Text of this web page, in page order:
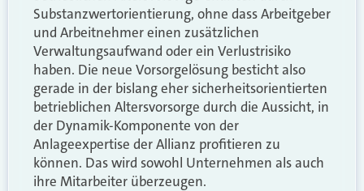
Substanzwertorientierung, ohne dass Arbeitgeber
und Arbeitnehmer einen zusätzlichen
Verwaltungsaufwand oder ein Verlustrisiko
haben. Die neue Vorsorgelösung besticht also
gerade in der bislang eher sicherheitsorientierten
betrieblichen Altersvorsorge durch die Aussicht, in
der Dynamik-Komponente von der
Anlageexpertise der Allianz profitieren zu
können. Das wird sowohl Unternehmen als auch
ihre Mitarbeiter überzeugen.